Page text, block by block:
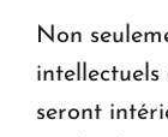
Non
intellectuels
seront